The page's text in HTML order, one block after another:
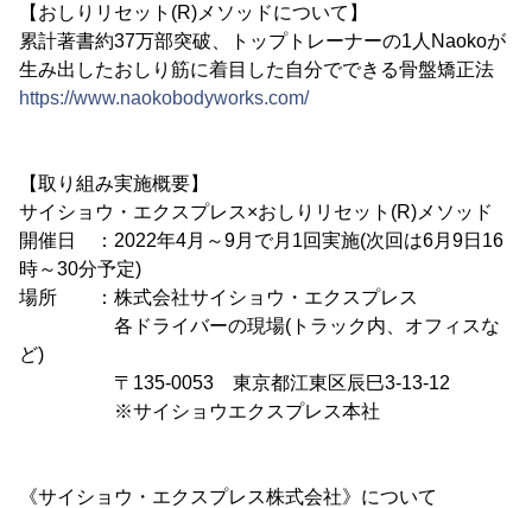
【おしりリセット(R)メソッドについて】
累計著書約37万部突破、トップトレーナーの1人Naokoが
生み出したおしり筋に着目した自分でできる骨盤矯正法
https://www.naokobodyworks.com/
【取り組み実施概要】
サイショウ・エクスプレス×おしりリセット(R)メソッド
開催日 ：2022年4月～9月で月1回実施(次回は6月9日16
時～30分予定)
場所 ：株式会社サイショウ・エクスプレス
各ドライバーの現場(トラック内、オフィスな
ど)
〒135-0053 東京都江東区辰巳3-13-12
※サイショウエクスプレス本社
《サイショウ・エクスプレス株式会社》について